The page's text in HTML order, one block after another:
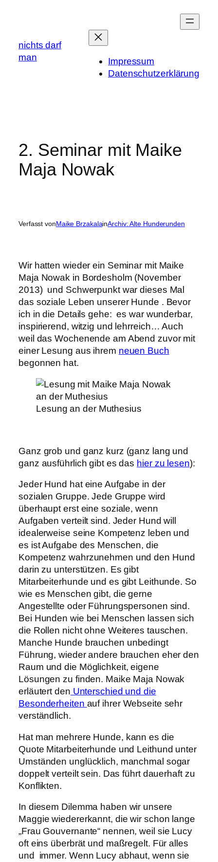
nichts darf
man
Impressum
Datenschutzerklärung
2. Seminar mit Maike
Maja Nowak
Verfasst vonMaike BrzakalainArchiv: Alte Hunderunden
Wir hatten wieder ein Seminar mit Maike
Maja Nowak in Bordesholm (November
2013) und Schwerpunkt war dieses Mal
das soziale Leben unserer Hunde . Bevor
ich in die Details gehe: es war wunderbar,
inspirierend, witzig und lehrreich… Auch
weil das Wochenende am Abend zuvor mit
einer Lesung aus ihrem neuen Buch
begonnen hat.
Lesung an der Muthesius
Ganz grob und ganz kurz (ganz lang und
ganz ausführlich gibt es das hier zu lesen):
Jeder Hund hat eine Aufgabe in der
sozialen Gruppe. Jede Gruppe wird
überhaupt erst eine soziale, wenn
Aufgaben verteilt sind. Jeder Hund will
idealerweise seine Kompetenz leben und
es ist Aufgabe des Menschen, die
Kompetenz wahrzunehmen und den Hund
darin zu unterstützen. Es gibt
Mitarbeiterhunde und es gibt Leithunde. So
wie es Menschen gibt, die gerne
Angestellte oder Führungspersonen sind.
Bei Hunden wie bei Menschen lassen sich
die Rollen nicht ohne Weiteres tauschen.
Manche Hunde brauchen unbedingt
Führung, wieder andere brauchen eher den
Raum und die Möglichkeit, eigene
Lösungen zu finden. Maike Maja Nowak
erläutert den Unterschied und die
Besonderheiten auf ihrer Webseite sehr
verständlich.
Hat man mehrere Hunde, kann es die
Quote Mitarbeiterhunde und Leithund unter
Umständen unglücklich, manchmal sogar
doppelt verteilt sein. Das führt dauerhaft zu
Konflikten.
In diesem Dilemma haben wir unsere
Maggie wiedererkannt, die wir schon lange
„Frau Gouvernante“ nennen, weil sie Lucy
oft eins überbrät und maßregelt. Für alles
und immer. Wenn Lucy abhaut, wenn sie